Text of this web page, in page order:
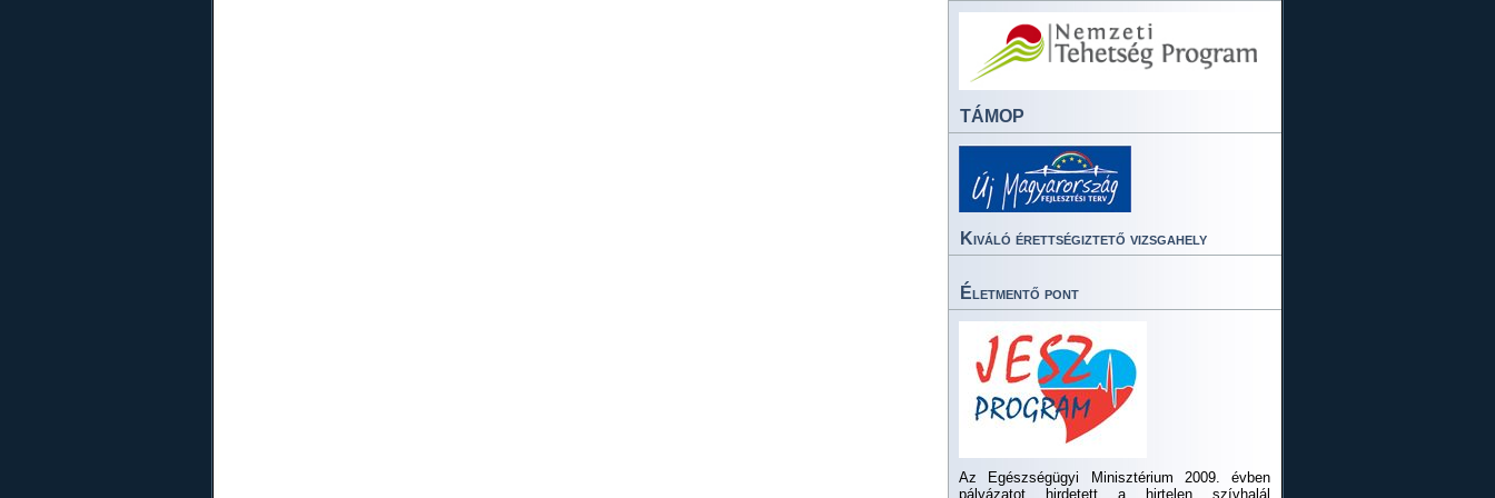
TÁMOP
Kiváló érettségiztető vizsgahely
Életmentő pont
Az Egészségügyi Minisztérium 2009. évben
pályázatot hirdetett a hirtelen szívhalál